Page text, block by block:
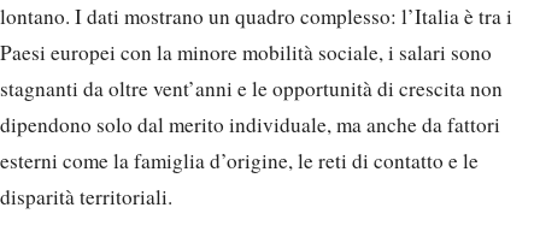
lontano. I dati mostrano un quadro complesso: l’Italia è tra i
Paesi europei con la minore mobilità sociale, i salari sono
stagnanti da oltre vent’anni e le opportunità di crescita non
dipendono solo dal merito individuale, ma anche da fattori
esterni come la famiglia d’origine, le reti di contatto e le
disparità territoriali.